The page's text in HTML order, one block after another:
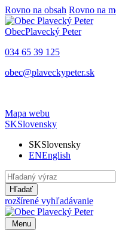
Rovno na obsah Rovno na
ObecPlavecký Peter
034 65 39 125
obec@plaveckypeter.sk
Mapa webu
SKSlovensky
SKSlovensky
ENEnglish
Hľadať
rozšírené vyhľadávanie
Menu